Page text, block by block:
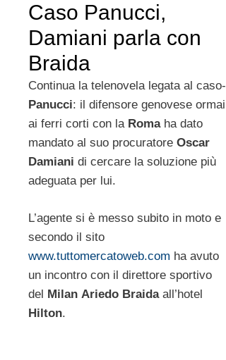
Caso Panucci,
Damiani parla con
Braida
Continua la telenovela legata al caso-
Panucci: il difensore genovese ormai
ai ferri corti con la Romaha dato
mandato al suo procuratore Oscar
Damiani di cercare la soluzione più
adeguata per lui.
L’agente si è messo subito in moto e
secondo il sito
www.tuttomercatoweb.com ha avuto
un incontro con il direttore sportivo
del Milan Ariedo Braidaall’hotel
Hilton.